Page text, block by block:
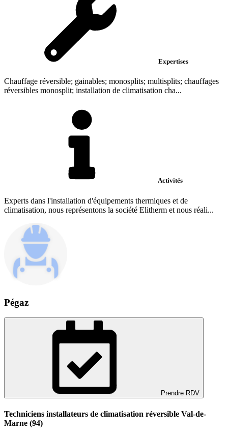
Expertises
Chauffage réversible; gainables; monosplits; multisplits; chauffages
réversibles monosplit; installation de climatisation cha...
Activités
Experts dans l'installation d'équipements thermiques et de
climatisation, nous représentons la société Elitherm et nous réali...
Pégaz
Prendre RDV
Techniciens installateurs de climatisation réversible Val-de-
Marne (94)